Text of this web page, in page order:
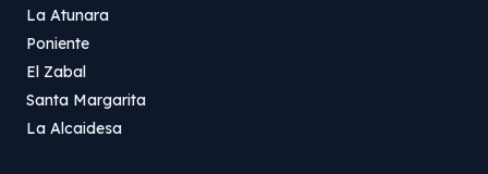
La Atunara
Poniente
El Zabal
Santa Margarita
La Alcaidesa